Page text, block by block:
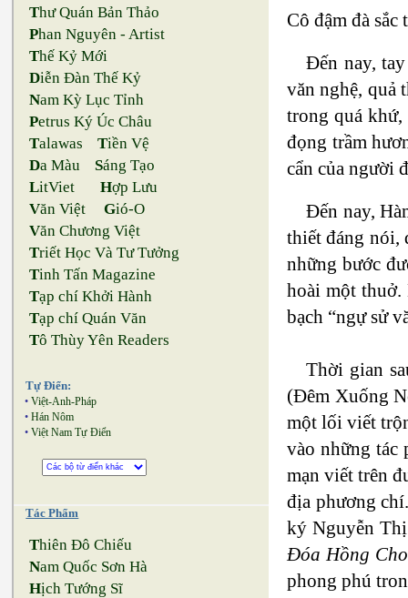
Thư Quán Bản Thảo
Phan Nguyên - Artist
Thế Kỷ Mới
Diễn Đàn Thế Kỷ
Nam Kỳ Lục Tỉnh
Petrus Ký Úc Châu
Talawas Tiền Vệ
Da Màu Sáng Tạo
LitViet Hợp Lưu
Văn Việt Gió-O
Văn Chương Việt
Triết Học Và Tư Tưởng
Tinh Tấn Magazine
Tạp chí Khởi Hành
Tạp chí Quán Văn
Tô Thùy Yên Readers
Tự Điển:
• Việt-Anh-Pháp
• Hán Nôm
• Việt Nam Tự Điển
Tác Phẩm
Thiên Đô Chiếu
Nam Quốc Sơn Hà
Hịch Tướng Sĩ
Cô đậm đà
Đến nay,
văn nghệ, quả
trong quá
đọng trầm
cẩn của người
Đến nay,
thiết đáng nói,
những bước
hoài một thuở.
bạch “ngự sử
Thời gian
(Đêm Xuống
một lối viết
vào những tác
mạn viết trên
địa phương
ký Nguyễn
Đóa Hồng
phong phú